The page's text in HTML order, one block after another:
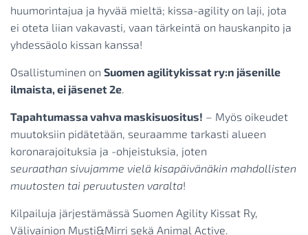
huumorintajua ja hyvää mieltä; kissa-agility on laji, jota
ei oteta liian vakavasti, vaan tärkeintä on hauskanpito ja
yhdessäolo kissan kanssa!
Osallistuminen on Suomen agilitykissat ry:n jäsenille
ilmaista, ei jäsenet 2e.
Tapahtumassa vahva maskisuositus! – Myös oikeudet
muutoksiin pidätetään, seuraamme tarkasti alueen
koronarajoituksia ja -ohjeistuksia, joten
seuraathan sivujamme vielä kisapäivänäkin mahdollisten
muutosten tai peruutusten varalta!
Kilpailuja järjestämässä Suomen Agility Kissat Ry,
Välivainion Musti&Mirri sekä Animal Active.